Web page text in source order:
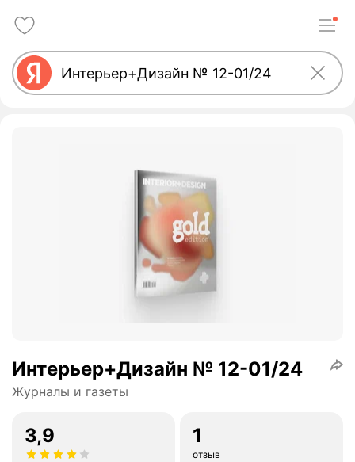
Интерьер+Дизайн № 12-01/24
Журналы и газеты
3,9 1
отзыв